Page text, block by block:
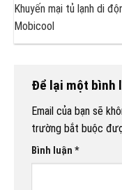
Khuyến mại tủ lạnh di
Mobicool
Để lại một bình
Email của bạn sẽ
trường bắt buộc
Bình luận *